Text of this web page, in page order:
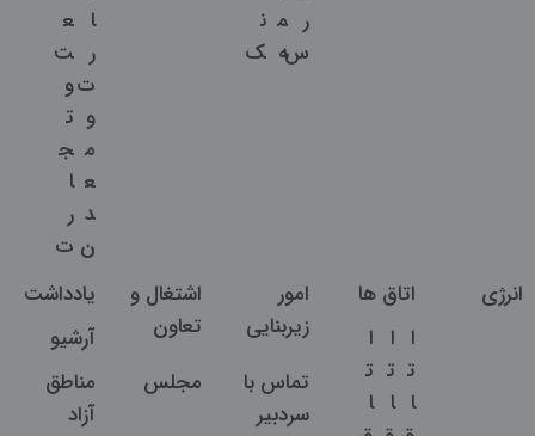
ر
س
م
ه
ن
ک
ا
ر
ت
و
م
ع
د
ن
ع
ت
و
ت
ج
ا
ر
ت
انرژی
اتاق ها
ا
ت
ا
ا
ت
ا
ا
ت
ا
امور
زیربنایی
اشتغال و
تعاون
یادداشت
آرشیو
تماس با
سردبیر
مجلس
مناطق
آزاد